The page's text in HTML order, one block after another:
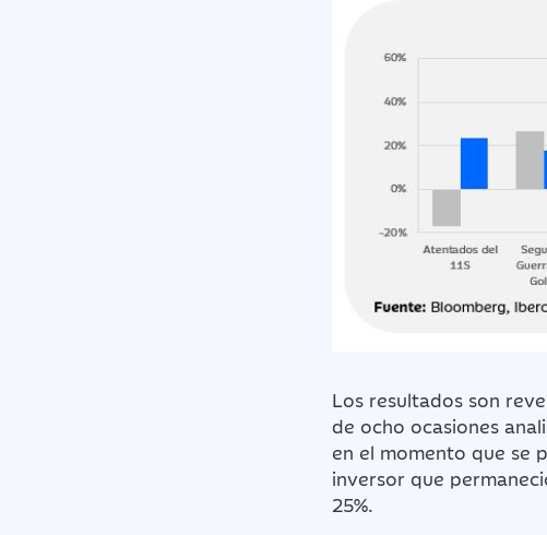
Los resultados son
de ocho ocasiones
en el momento que se
inversor que
25%.